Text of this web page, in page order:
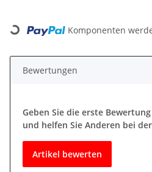
Loading... Komponenten
Bewertungen
Geben Sie die erste
und helfen Sie Anderen bei
Artikel bewerten